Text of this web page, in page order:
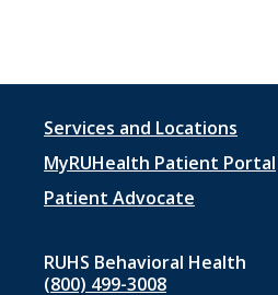
Footer
menu
1
Services and Locations
MyRUHealth Patient Portal
Patient Advocate
RUHS Behavioral Health
(800) 499-3008